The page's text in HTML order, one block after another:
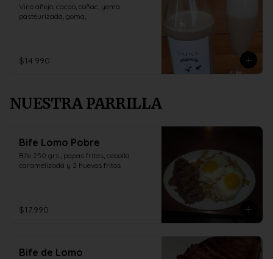
Vino añejo, cacao, coñac, yema
pasteurizada, goma,
$14.990
NUESTRA PARRILLA
Bife Lomo Pobre
Bife 250 grs., papas fritas, cebolla
caramelizada y 2 huevos fritos
$17.990
Bife de Lomo